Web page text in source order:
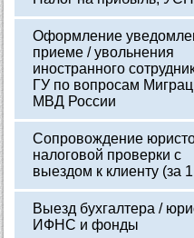
Оформление
приеме / увольнения
иностранного
ГУ по вопросам
МВД России
Сопровождение
налоговой проверки с
выездом к клиенту (за
Выезд бухгалтера /
ИФНС и фонды